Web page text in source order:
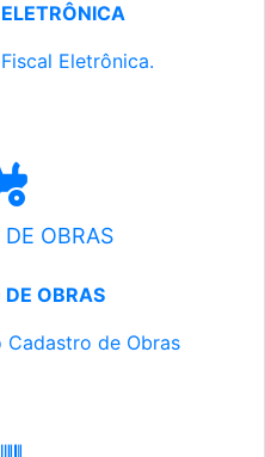
Eletrônica.
OBRAS
OBRAS
de Obras